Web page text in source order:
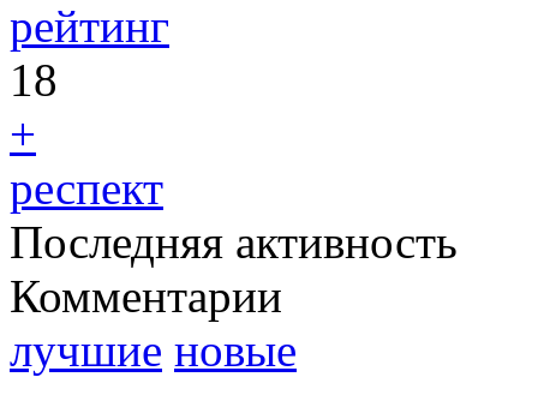
рейтинг
18
+
респект
Последняя активность
Комментарии
лучшие новые